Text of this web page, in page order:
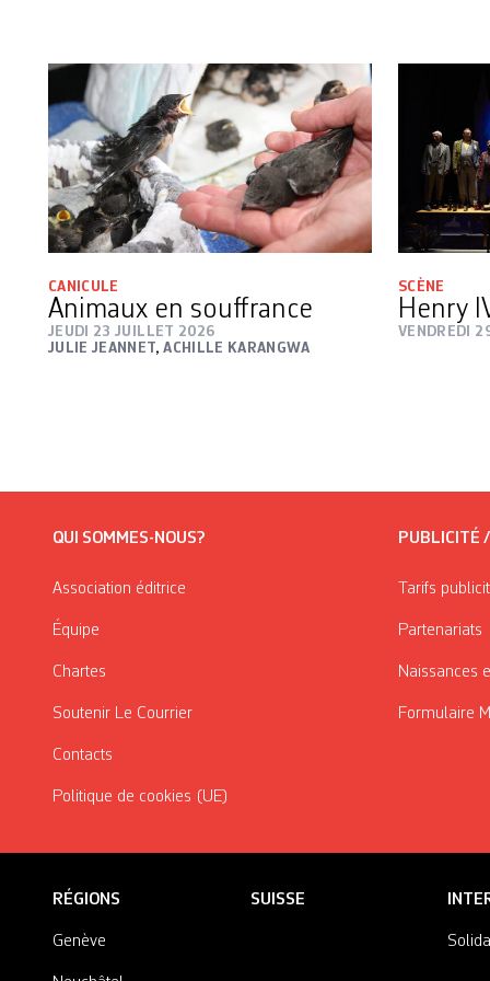
CANICULE
Animaux en souffrance
JEUDI 23 JUILLET 2026
JULIE JEANNET,ACHILLE KARANGWA
SCÈNE
Henry
VENDREDI
QUI SOMMES-NOUS?
Association éditrice
Équipe
Chartes
Soutenir Le Courrier
Contacts
Politique de cookies (UE)
PUBLICITÉ
Tarifs
Partenariats
Naissances
Formulaire
RÉGIONS
Genève
SUISSE